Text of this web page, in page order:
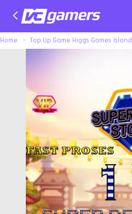
Home Top Up Game Higgs Games Island